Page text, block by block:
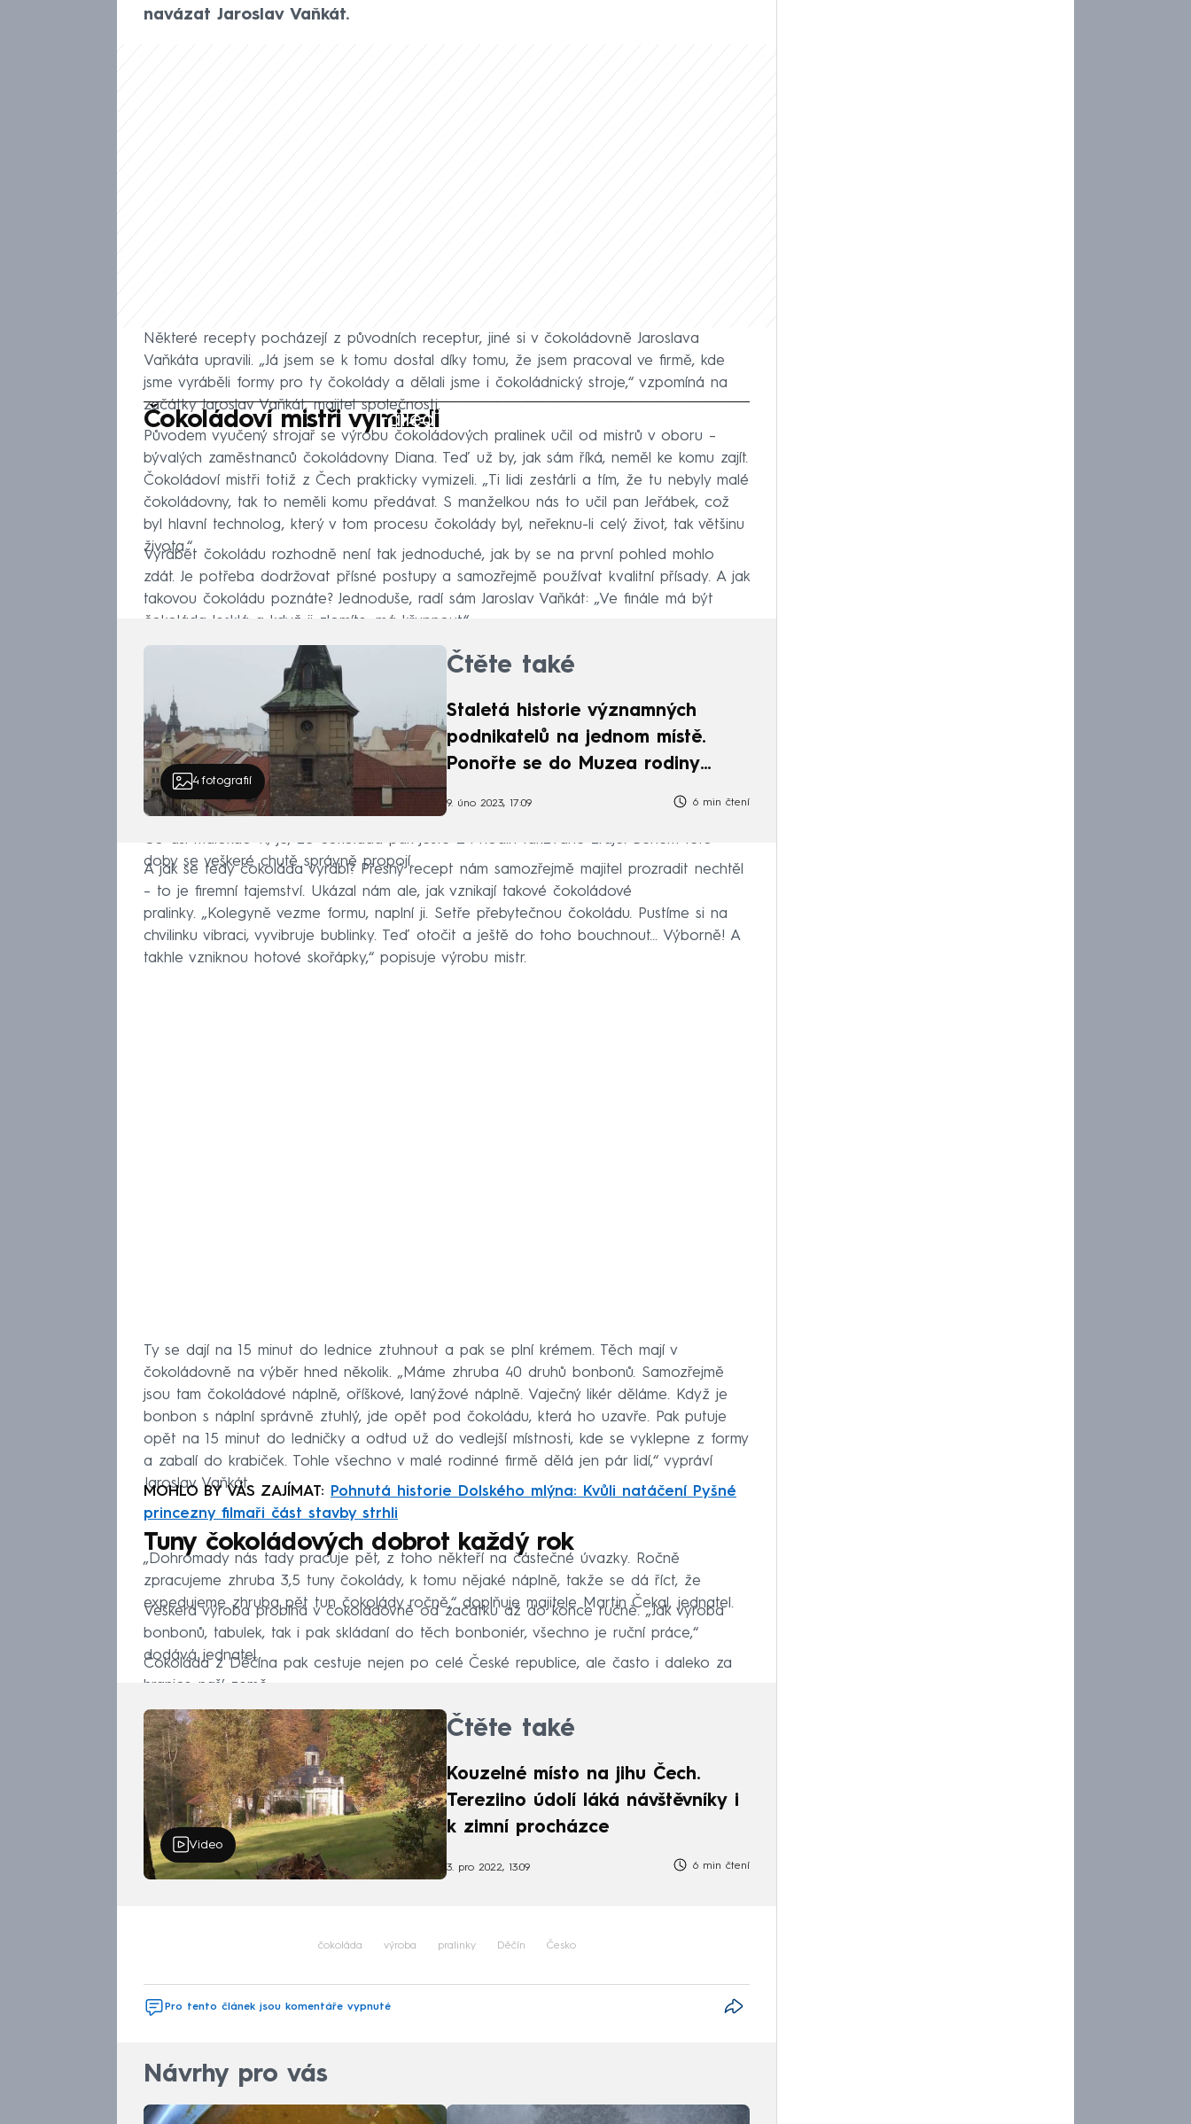
navázat Jaroslav Vaňkát.
Některé recepty pocházejí z původních receptur, jiné si v čokoládovně Jaroslava
Vaňkáta upravili. „Já jsem se k tomu dostal díky tomu, že jsem pracoval ve firmě, kde
jsme vyráběli formy pro ty čokolády a dělali jsme i čokoládnický stroje,“ vzpomíná na
začátky Jaroslav Vaňkát, majitel společnosti.
Failed to fetch
Čokoládoví mistři vymizeli
Původem vyučený strojař se výrobu čokoládových pralinek učil od mistrů v oboru –
bývalých zaměstnanců čokoládovny Diana. Teď už by, jak sám říká, neměl ke komu zajít.
Čokoládoví mistři totiž z Čech prakticky vymizeli. „Ti lidi zestárli a tím, že tu nebyly malé
čokoládovny, tak to neměli komu předávat. S manželkou nás to učil pan Jeřábek, což
byl hlavní technolog, který v tom procesu čokolády byl, neřeknu-li celý život, tak většinu
života.“
Vyrábět čokoládu rozhodně není tak jednoduché, jak by se na první pohled mohlo
zdát. Je potřeba dodržovat přísné postupy a samozřejmě používat kvalitní přísady. A jak
takovou čokoládu poznáte? Jednoduše, radí sám Jaroslav Vaňkát: „Ve finále má být
čokoláda lesklá a když ji zlomíte, má křupnout.“
4 fotografií
Čtěte také
Staletá historie významných
podnikatelů na jednom místě.
Ponořte se do Muzea rodiny
9. úno 2023, 17:09 6 min čtení
Co asi málokdo ví, je, že čokoláda pak ještě 24 hodin takzvaně zraje. Během této
doby se veškeré chutě správně propojí.
A jak se tedy čokoláda vyrábí? Přesný recept nám samozřejmě majitel prozradit nechtěl
– to je firemní tajemství. Ukázal nám ale, jak vznikají takové čokoládové
pralinky. „Kolegyně vezme formu, naplní ji. Setře přebytečnou čokoládu. Pustíme si na
chvilinku vibraci, vyvibruje bublinky. Teď otočit a ještě do toho bouchnout... Výborně! A
takhle vzniknou hotové skořápky,“ popisuje výrobu mistr.
Ty se dají na 15 minut do lednice ztuhnout a pak se plní krémem. Těch mají v
čokoládovně na výběr hned několik. „Máme zhruba 40 druhů bonbonů. Samozřejmě
jsou tam čokoládové náplně, oříškové, lanýžové náplně. Vaječný likér děláme. Když je
bonbon s náplní správně ztuhlý, jde opět pod čokoládu, která ho uzavře. Pak putuje
opět na 15 minut do ledničky a odtud už do vedlejší místnosti, kde se vyklepne z formy
a zabalí do krabiček. Tohle všechno v malé rodinné firmě dělá jen pár lidí,“ vypráví
Jaroslav Vaňkát.
MOHLO BY VÁS ZAJÍMAT:
Pohnutá historie Dolského mlýna: Kvůli natáčení Pyšné
princezny filmaři část stavby strhli
Tuny čokoládových dobrot každý rok
„Dohromady nás tady pracuje pět, z toho někteří na částečné úvazky. Ročně
zpracujeme zhruba 3,5 tuny čokolády, k tomu nějaké náplně, takže se dá říct, že
expedujeme zhruba pět tun čokolády ročně,“ doplňuje majitele Martin Čekal, jednatel.
Veškerá výroba probíhá v čokoládovně od začátku až do konce ručně. „Jak výroba
bonbonů, tabulek, tak i pak skládaní do těch bonboniér, všechno je ruční práce,“
dodává jednatel.
Čokoláda z Děčína pak cestuje nejen po celé České republice, ale často i daleko za
hranice naší země.
Video
Čtěte také
Kouzelné místo na jihu Čech.
Tereziino údolí láká návštěvníky i
k zimní procházce
3. pro 2022, 13:09 6 min čtení
čokoláda výroba pralinky Děčín Česko
Pro tento článek jsou komentáře vypnuté
Návrhy pro vás